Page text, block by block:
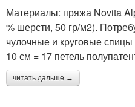
Материалы: пряжа Novita
% шерсти, 50 гр/м2).
чулочные и круговые
10 см = 17 петель
читать дальше →